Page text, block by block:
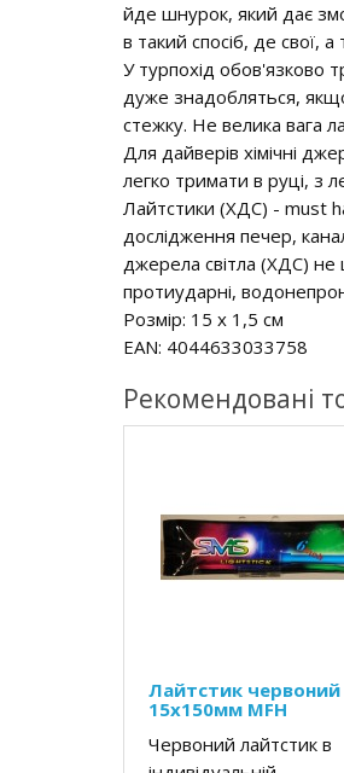
йде шнурок, який дає
в такий спосіб, де свої,
У турпохід обов'язково
дуже знадобляться,
стежку. Не велика вага
Для дайверів хімічні
легко тримати в руці, з
Лайтстики (ХДС) - must
дослідження печер,
джерела світла (ХДС)
протиударні,
Розмір: 15 x 1,5 см
EAN: 4044633033758
Рекомендовані
Лайтстик червоний
15x150мм MFH
Червоний лайтстик в